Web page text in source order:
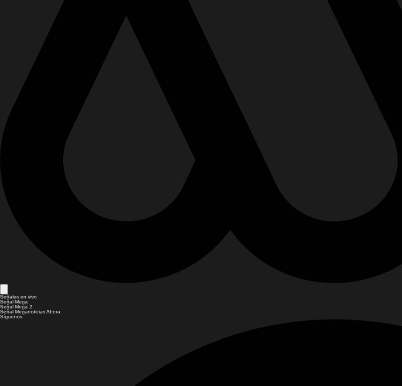
Señales en vivo
Señal Mega
Señal Mega 2
Señal Meganoticias Ahora
Síguenos